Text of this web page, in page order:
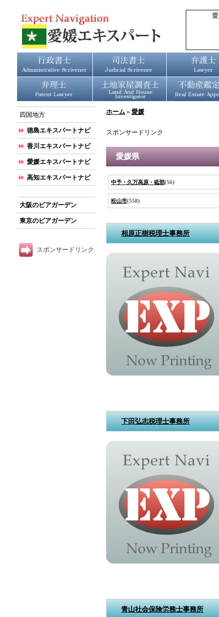
ホーム » 愛媛
スポンサードリンク
愛媛県
中予・久万高原・砥部(56)
松山市(558)
相原正樹税理士事務所
下田弘志税理士事務所
青山社会保険労務士事務所
四国地方
徳島エキスパートナビ
香川エキスパートナビ
愛媛エキスパートナビ
高知エキスパートナビ
大阪のビアガーデン
東京のビアガーデン
スポンサードリンク